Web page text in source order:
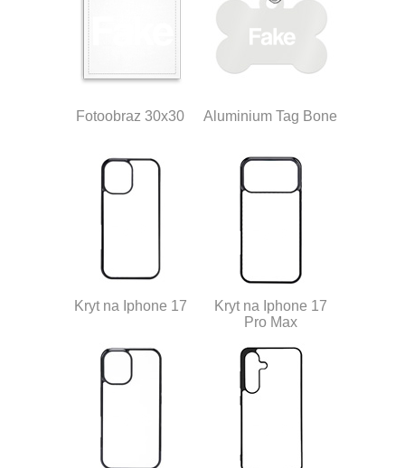
Fotoobraz 30x30 Aluminium Tag Bone
Kryt na Iphone 17
Kryt na Iphone 17
Pro Max